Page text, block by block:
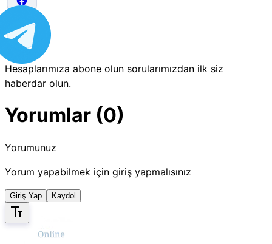
Hesaplarımıza abone olun sorularımızdan ilk siz
haberdar olun.
Yorumlar (0)
Yorumunuz
Yorum yapabilmek için giriş yapmalısınız
Giriş Yap Kaydol